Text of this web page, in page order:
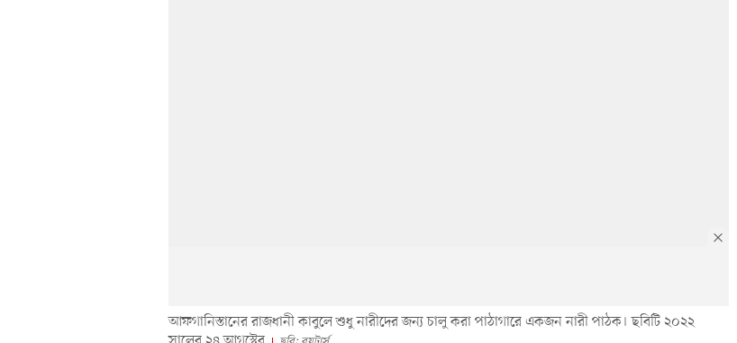
আফগানিস্তানের রাজধানী কাবুলে শুধু নারীদের জন্য চালু করা পাঠাগারে একজন নারী পাঠক। ছবিটি ২০২২